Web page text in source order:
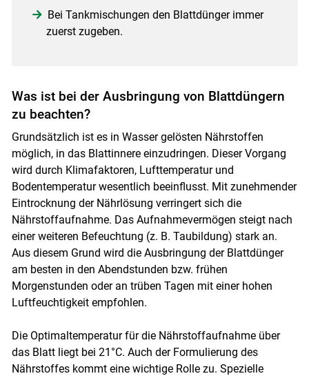
Bei Tankmischungen den Blattdünger immer
zuerst zugeben.
Was ist bei der Ausbringung von Blattdüngern
zu beachten?
Grundsätzlich ist es in Wasser gelösten Nährstoffen
möglich, in das Blattinnere einzudringen. Dieser Vorgang
wird durch Klimafaktoren, Lufttemperatur und
Bodentemperatur wesentlich beeinflusst. Mit zunehmender
Eintrocknung der Nährlösung verringert sich die
Nährstoffaufnahme. Das Aufnahmevermögen steigt nach
einer weiteren Befeuchtung (z. B. Taubildung) stark an.
Aus diesem Grund wird die Ausbringung der Blattdünger
am besten in den Abendstunden bzw. frühen
Morgenstunden oder an trüben Tagen mit einer hohen
Luftfeuchtigkeit empfohlen.
Die Optimaltemperatur für die Nährstoffaufnahme über
das Blatt liegt bei 21°C. Auch der Formulierung des
Nährstoffes kommt eine wichtige Rolle zu. Spezielle